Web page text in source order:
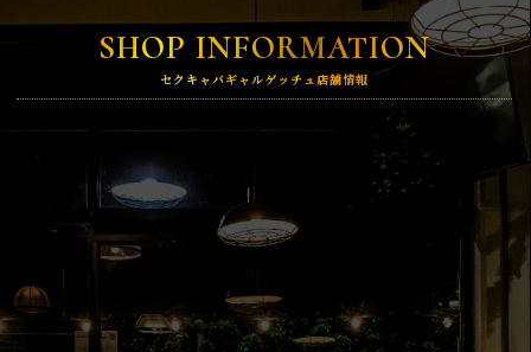
SHOP INFORMATION
セクキャバギャルゲッチュ店舗情報